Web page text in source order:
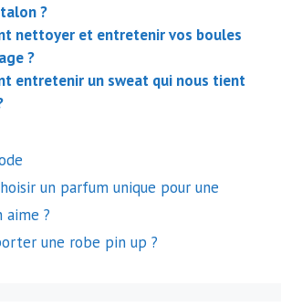
?
nettoyer et entretenir vos boules
?
entretenir un sweat qui nous tient
un parfum unique pour une
aime ?
une robe pin up ?